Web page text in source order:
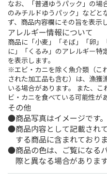
なお、「普通ゆうパック」の場
のみチルドゆうパック」などと
ず、商品内容欄にその旨を表示
アレルギー情報について
商品に「小麦」「そば」「卵」
に」「くるみ」のアレルギー特
を表示します。
※エビ・カニを除く魚介類（こ
された加工品も含む）は、漁獲
いる場合があります。 また、
ビ・カニを食べている可能性が
その他
商品写真はイメージです。
商品内容として記載され
する商品に含まれており
商品の色は、ご覧になる
際と異なる場合があります